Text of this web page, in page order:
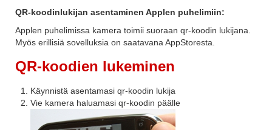
QR-koodinlukijan asentaminen Applen puhelimiin:
Applen puhelimissa kamera toimii suoraan qr-koodin lukijana.
Myös erillisiä sovelluksia on saatavana AppStoresta.
QR-koodien lukeminen
Käynnistä asentamasi qr-koodin lukija
Vie kamera haluamasi qr-koodin päälle